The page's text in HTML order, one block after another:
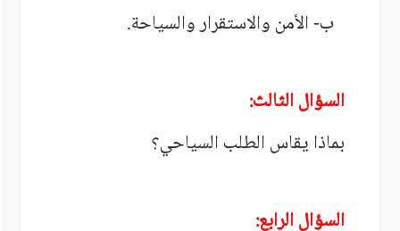
ب- الأمن والاستقرار والسياحة.
السؤال الثالث:
بماذا يقاس الطلب السياحي؟
السؤال الرابع: